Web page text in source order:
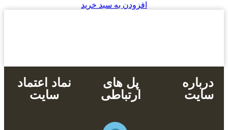
افزودن به سبد خرید
درباره
سایت
پل های
ارتباطی
نماد اعتماد
سایت